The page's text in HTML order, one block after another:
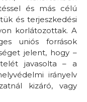
és más célú
és terjeszkedési
korlátozottak. A
uniós források
jelent, hogy –
javasolta – a
irányelv
kizáró, vagy